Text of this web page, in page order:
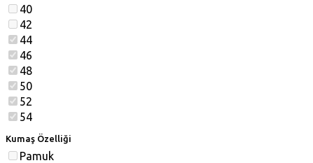
40
42
44
46
48
50
52
54
Kumaş Özelliği
Pamuk